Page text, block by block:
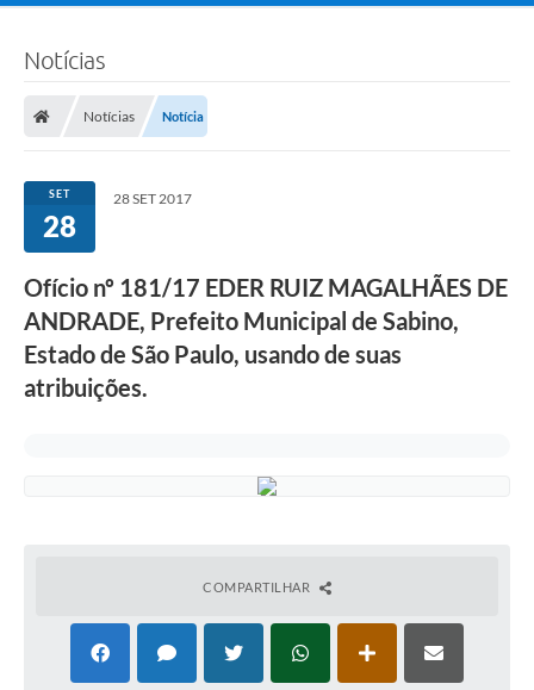
Notícias
Notícias Notícia
SET
28
28 SET 2017
Ofício nº 181/17 EDER RUIZ MAGALHÃES DE
ANDRADE, Prefeito Municipal de Sabino,
Estado de São Paulo, usando de suas
atribuições.
COMPARTILHAR